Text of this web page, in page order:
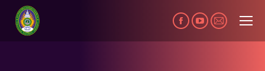
Facebook
page
YouTube
page
Mail
page